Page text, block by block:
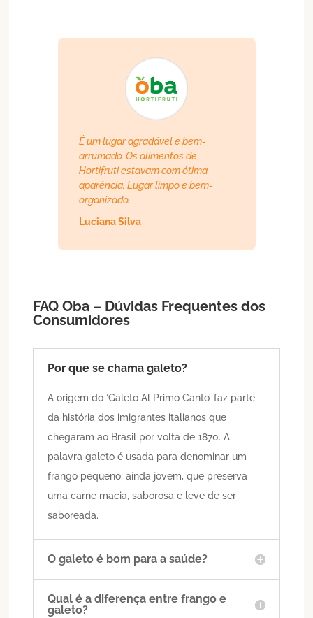
É um lugar agradável e bem-
arrumado. Os alimentos de
Hortifruti estavam com ótima
aparência. Lugar limpo e bem-
organizado.
Luciana Silva
FAQ Oba – Dúvidas Frequentes dos
Consumidores
Por que se chama galeto?
A origem do ‘Galeto Al Primo Canto’ faz parte
da história dos imigrantes italianos que
chegaram ao Brasil por volta de 1870. A
palavra galeto é usada para denominar um
frango pequeno, ainda jovem, que preserva
uma carne macia, saborosa e leve de ser
saboreada.
O galeto é bom para a saúde?
Qual é a diferença entre frango e
galeto?